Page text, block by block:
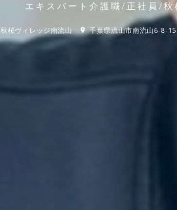
エキスパート介護職/正社員/
秋桜ヴィレッジ南流山 千葉県流山市南流山6-8-15